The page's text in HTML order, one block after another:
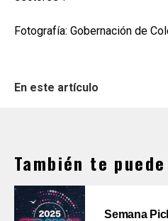
Fotografía: Gobernación de
En este artículo
También te
Semana